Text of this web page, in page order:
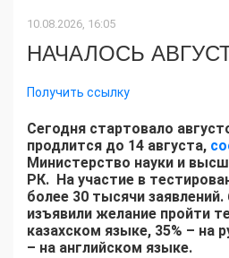
10.08.2026, 16:05
НАЧАЛОСЬ
Получить ссылку
Сегодня стартовало
продлится до 14 августа,
Министерство науки и
РК. На участие в
более 30 тысячи
изъявили желание пройти
казахском языке, 35% – на
– на английском языке.